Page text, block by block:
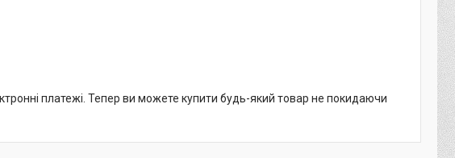
платежі. Тепер ви можете купити будь-який товар не покидаючи